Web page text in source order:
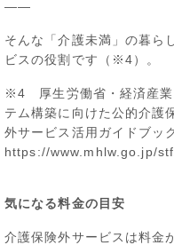
——
そんな「介護未満」の暮ら
ビスの役割です（※4）。
※4 厚生労働省・経済産業
テム構築に向けた公的介護
外サービス活用ガイドブッ
https://www.mhlw.go.jp/
気になる料金の目安
介護保険外サービスは料金